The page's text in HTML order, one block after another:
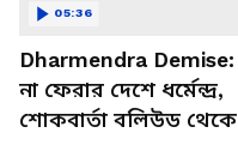
Dharmendra Demise:
না ফেরার দেশে ধর্মেন্দ্র,
শোকবার্তা বলিউড থেকে
05:36